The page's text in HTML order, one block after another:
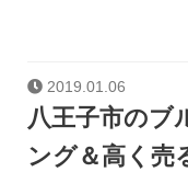
2019.01.06
八王子市のブ
ング＆高く売